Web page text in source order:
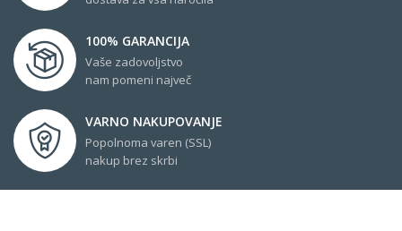
100% GARANCIJA
Vaše zadovoljstvo
nam pomeni največ
VARNO NAKUPOVANJE
Popolnoma varen (SSL)
nakup brez skrbi